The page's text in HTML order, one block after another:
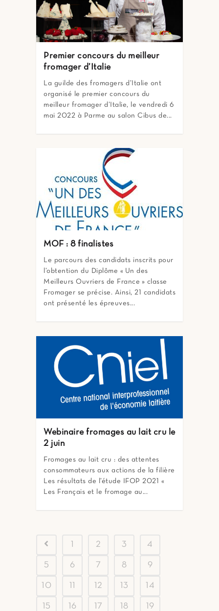
Premier concours du meilleur
fromager d’Italie
La guilde des fromagers d’Italie ont
organisé le premier concours du
meilleur fromager d’Italie, le vendredi 6
mai 2022 à Parme au salon Cibus de...
MOF : 8 finalistes
Le parcours des candidats inscrits pour
l’obtention du Diplôme « Un des
Meilleurs Ouvriers de France » classe
Fromager se précise. Ainsi, 21 candidats
ont présenté les épreuves...
Webinaire fromages au lait cru le
2 juin
Fromages au lait cru : des attentes
consommateurs aux actions de la filière
Les résultats de l’étude IFOP 2021 «
Les Français et le fromage au...
2 3 4
5 6 7 8 9
10 12 13 14
15 16 17 18 19